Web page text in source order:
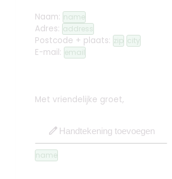
Naam: name
Adres: address
Postcode + plaats: zip city
E-mail: email
Met vriendelijke groet,
edit Handtekening toevoegen
name